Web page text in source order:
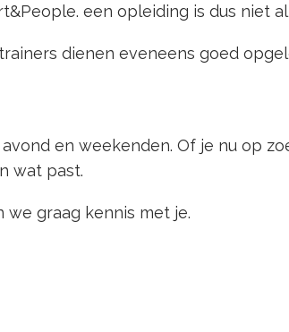
. een opleiding is dus niet
dienen eveneens goed
en weekenden. Of je nu op
wat past.
graag kennis met je.